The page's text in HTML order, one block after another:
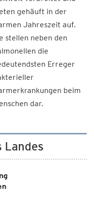
gehäuft in der
Jahreszeit auf.
stellen neben den
die
Erreger
beim
dar.
Landes